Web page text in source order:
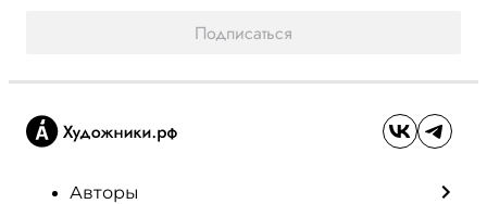
Подписаться
Авторы